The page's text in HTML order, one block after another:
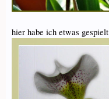
hier habe ich etwas gespielt